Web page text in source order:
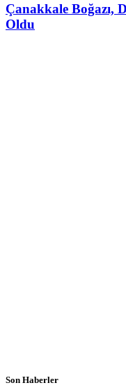
Çanakkale Boğazı,
Oldu
Son Haberler